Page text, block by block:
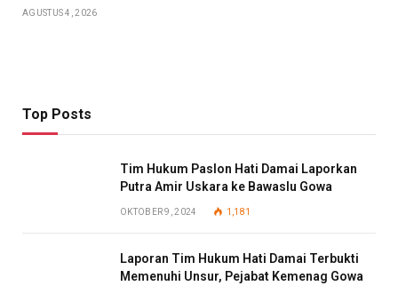
AGUSTUS 4, 2026
Top Posts
Tim Hukum Paslon Hati Damai Laporkan
Putra Amir Uskara ke Bawaslu Gowa
OKTOBER 9, 2024 1,181
Laporan Tim Hukum Hati Damai Terbukti
Memenuhi Unsur, Pejabat Kemenag Gowa